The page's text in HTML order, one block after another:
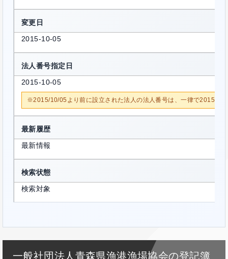
変更日
2015-10-05
法人番号指定日
2015-10-05
※2015/10/05より前に設立された法人の法人番号は、一律で2015/10/
最新履歴
最新情報
検索状態
検索対象
一般社団法人青森県漁港漁場協会の登記簿